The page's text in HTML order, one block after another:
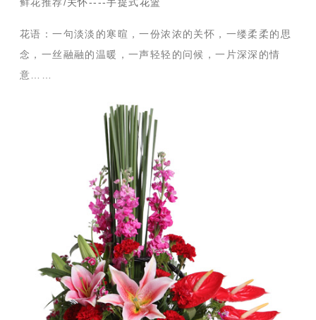
鲜花推荐/关怀----手提式花篮
花语：一句淡淡的寒暄，一份浓浓的关怀，一缕柔柔的思
念，一丝融融的温暖，一声轻轻的问候，一片深深的情
意……